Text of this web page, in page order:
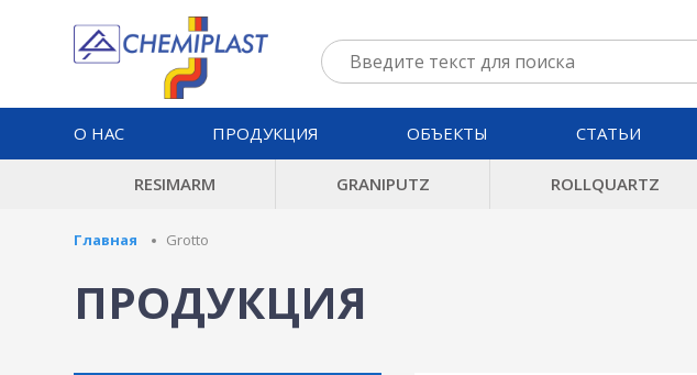
О НАС ПРОДУКЦИЯ ОБЪЕКТЫ СТАТЬИ
RESIMARM GRANIPUTZ ROLLQUARTZ
Главная Grotto
ПРОДУКЦИЯ